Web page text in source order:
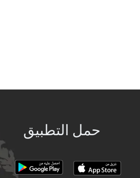
حمل التطبيق